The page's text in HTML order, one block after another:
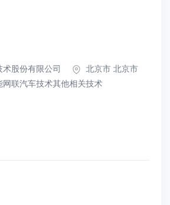
股份有限公司
北京市 北京市
网联汽车技术其他相关技术